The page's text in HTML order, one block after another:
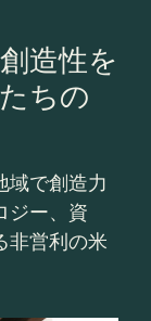
造性を
ちの
域で創造力
ジー、資
非営利の米